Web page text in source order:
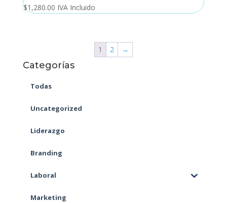
$1,280.00 IVA Incluido
1 2 →
Categorías
Todas
Uncategorized
Liderazgo
Branding
Laboral
Marketing